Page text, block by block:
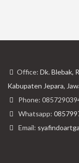
Office: Dk. Blebak,
Kabupaten Jepara,
Phone:
Whatsapp:
Email: